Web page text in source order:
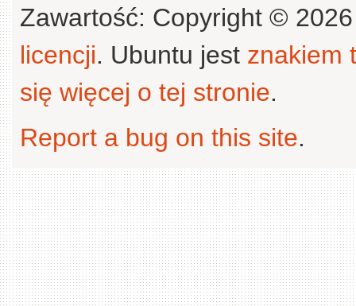
Zawartość: Copyright ©
licencji. Ubuntu jest znakiem
się więcej o tej stronie.
Report a bug on this site.